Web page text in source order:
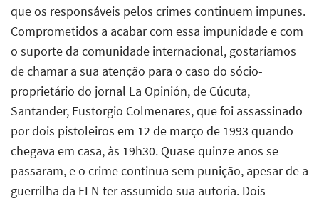
que os responsáveis pelos crimes continuem impunes.
Comprometidos a acabar com essa impunidade e com
o suporte da comunidade internacional, gostaríamos
de chamar a sua atenção para o caso do sócio-
proprietário do jornal La Opinión, de Cúcuta,
Santander, Eustorgio Colmenares, que foi assassinado
por dois pistoleiros em 12 de março de 1993 quando
chegava em casa, às 19h30. Quase quinze anos se
passaram, e o crime continua sem punição, apesar de a
guerrilha da ELN ter assumido sua autoria. Dois